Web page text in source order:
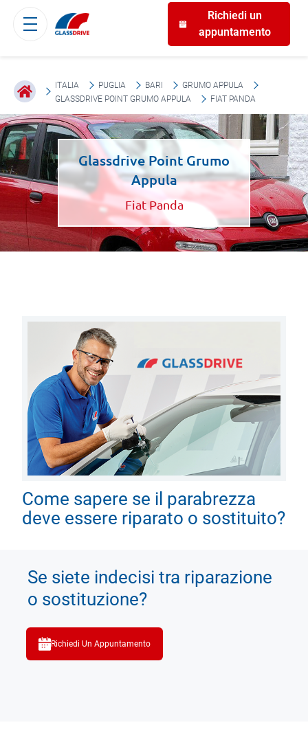
Richiedi un
appuntamento
ITALIA PUGLIA BARI
GRUMO APPULA
GLASSDRIVE POINT GRUMO APPULA
FIAT PANDA
Glassdrive Point Grumo
Appula
Fiat Panda
Come sapere se il parabrezza
deve essere riparato o sostituito?
Se siete indecisi tra riparazione
o sostituzione?
Richiedi Un Appuntamento